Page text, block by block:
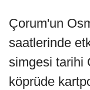
Çorum'un
saatlerinde
simgesi tarihi
köprüde